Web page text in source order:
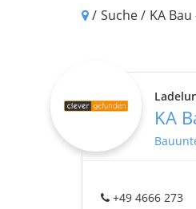
/ Suche / KA
KA
+49 4666 273